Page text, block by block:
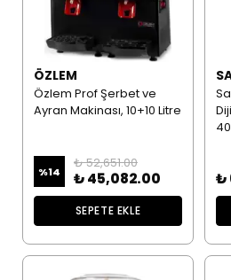
ÖZLEM
Özlem Prof Şerbet ve
Ayran Makinası, 10+10 Litre
%14
₺ 52,651.00
₺ 45,082.00
SEPETE EKLE
₺